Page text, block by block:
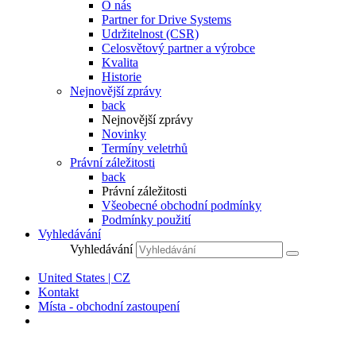
O nás
Partner for Drive Systems
Udržitelnost (CSR)
Celosvětový partner a výrobce
Kvalita
Historie
Nejnovější zprávy
back
Nejnovější zprávy
Novinky
Termíny veletrhů
Právní záležitosti
back
Právní záležitosti
Všeobecné obchodní podmínky
Podmínky použití
Vyhledávání
Vyhledávání
United States | CZ
Kontakt
Místa - obchodní zastoupení